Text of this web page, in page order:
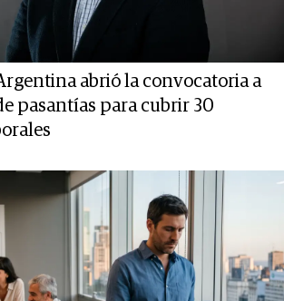
abrió la convocatoria a
pasantías para cubrir 30